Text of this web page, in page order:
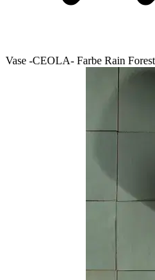
Vase -CEOLA- Farbe Rain